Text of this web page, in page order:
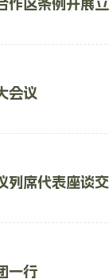
会议
列席代表座谈
一行